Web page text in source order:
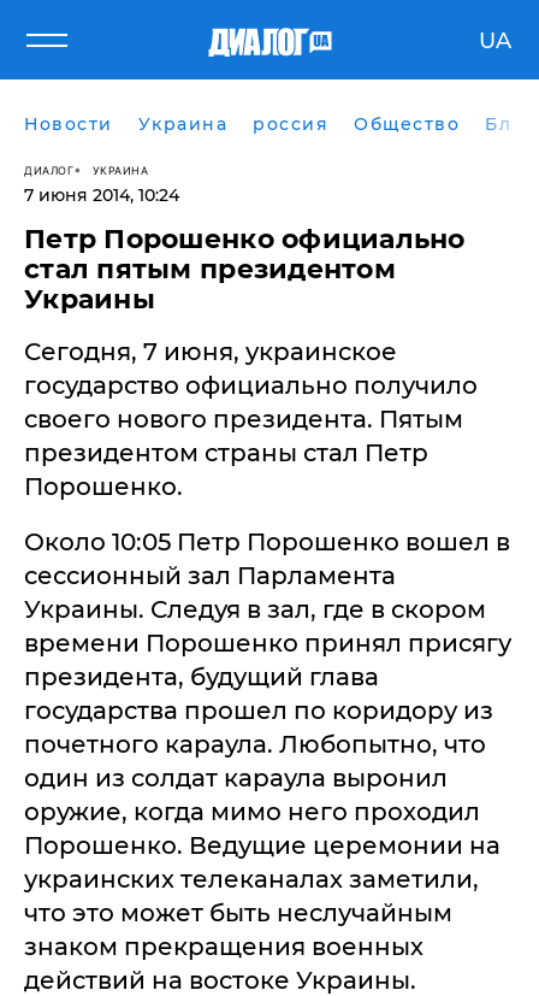
UA
Новости Украина россия Общество
ДИАЛОГ УКРАИНА
7 июня 2014, 10:24
Петр Порошенко официально
стал пятым президентом
Украины
Сегодня, 7 июня, украинское
государство официально получило
своего нового президента. Пятым
президентом страны стал Петр
Порошенко.
Около 10:05 Петр Порошенко вошел в
сессионный зал Парламента
Украины. Следуя в зал, где в скором
времени Порошенко принял присягу
президента, будущий глава
государства прошел по коридору из
почетного караула. Любопытно, что
один из солдат караула выронил
оружие, когда мимо него проходил
Порошенко. Ведущие церемонии на
украинских телеканалах заметили,
что это может быть неслучайным
знаком прекращения военных
действий на востоке Украины.